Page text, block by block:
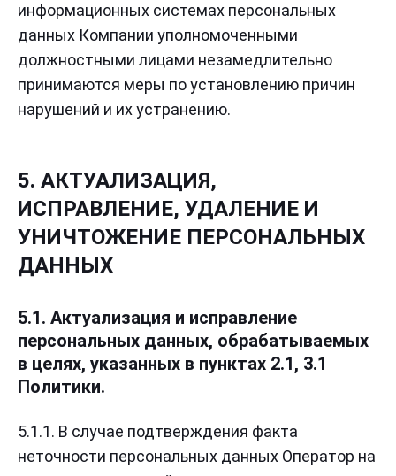
информационных системах персональных
данных Компании уполномоченными
должностными лицами незамедлительно
принимаются меры по установлению причин
нарушений и их устранению.
5. АКТУАЛИЗАЦИЯ,
ИСПРАВЛЕНИЕ, УДАЛЕНИЕ И
УНИЧТОЖЕНИЕ ПЕРСОНАЛЬНЫХ
ДАННЫХ
5.1. Актуализация и исправление
персональных данных, обрабатываемых
в целях, указанных в пунктах 2.1, 3.1
Политики.
5.1.1. В случае подтверждения факта
неточности персональных данных Оператор на